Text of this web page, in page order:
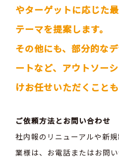
やターゲットに応じた
テーマを提案します。
その他にも、部分的な
ートなど、アウトソー
けお任せいただくことも
ご依頼方法とお問い合わせ
社内報のリニューアルや新
業様は、お電話またはお問